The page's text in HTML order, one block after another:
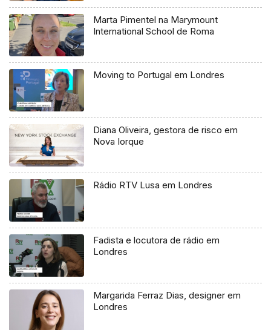
Marta Pimentel na Marymount
International School de Roma
Moving to Portugal em Londres
Diana Oliveira, gestora de risco em
Nova Iorque
Rádio RTV Lusa em Londres
Fadista e locutora de rádio em
Londres
Margarida Ferraz Dias, designer em
Londres